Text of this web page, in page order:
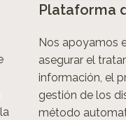
Plataforma
Nos apoyamos
asegurar el
información, el
gestión de los
método